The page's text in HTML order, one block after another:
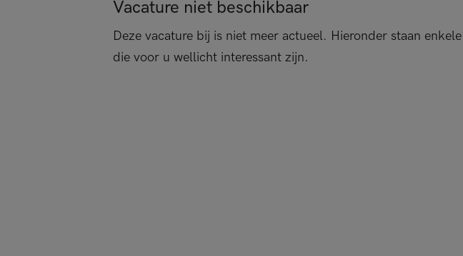
Vacature niet beschikbaar
Deze vacature bij is niet meer actueel. Hieronder staan
die voor u wellicht interessant zijn.